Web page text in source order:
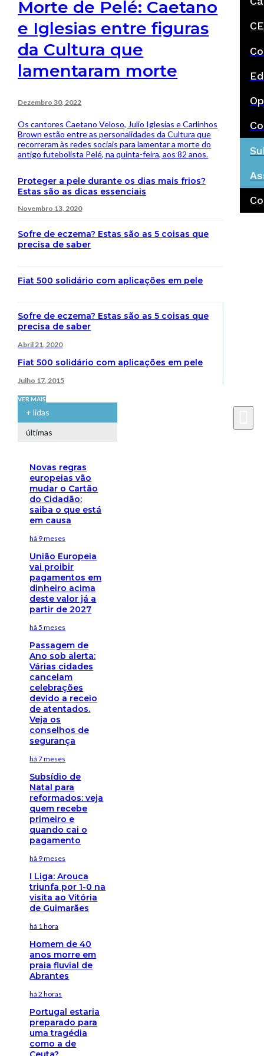
Morte de Pelé: Caetano
e Iglesias entre figuras
da Cultura que
lamentaram morte
Dezembro 30, 2022
Os cantores Caetano Veloso, Julio Iglesias e Carlinhos
Brown estão entre as personalidades da Cultura que
recorreram às redes sociais para lamentar a morte do
antigo futebolista Pelé, na quinta-feira, aos 82 anos.
Proteger a pele durante os dias mais frios?
Estas são as dicas essenciais
Novembro 13, 2020
Sofre de eczema? Estas são as 5 coisas que
precisa de saber
Fiat 500 solidário com aplicações em pele
Sofre de eczema? Estas são as 5 coisas que
precisa de saber
Abril 21, 2020
Fiat 500 solidário com aplicações em pele
Julho 17, 2015
VER MAIS
+ lidas
últimas
Novas regras
europeias vão
mudar o Cartão
do Cidadão:
saiba o que está
em causa
há 9 meses
União Europeia
vai proibir
pagamentos em
dinheiro acima
deste valor já a
partir de 2027
há 5 meses
Passagem de
Ano sob alerta:
Várias cidades
cancelam
celebrações
devido a receio
de atentados.
Veja os
conselhos de
segurança
há 7 meses
Subsídio de
Natal para
reformados: veja
quem recebe
primeiro e
quando cai o
pagamento
há 9 meses
I Liga: Arouca
triunfa por 1-0 na
visita ao Vitória
de Guimarães
há 1 hora
Homem de 40
anos morre em
praia fluvial de
Abrantes
há 2 horas
Portugal estaria
preparado para
uma tragédia
como a de